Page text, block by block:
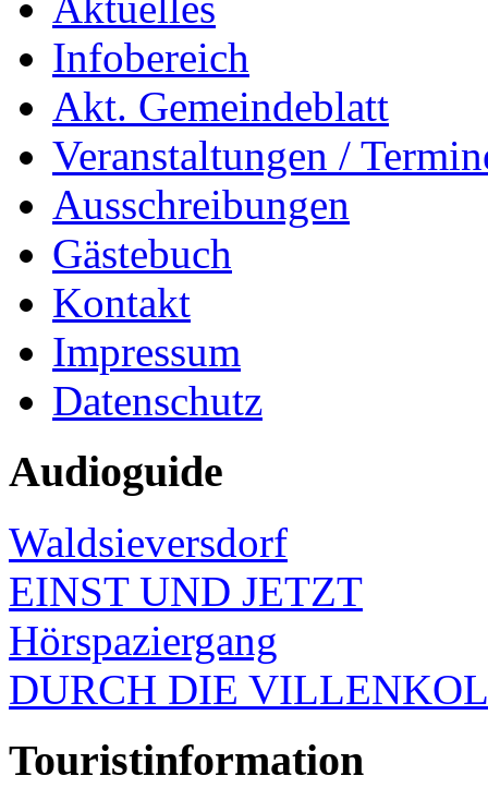
Infobereich
Akt. Gemeindeblatt
Veranstaltungen /
Ausschreibungen
Gästebuch
Kontakt
Impressum
Datenschutz
Audioguide
Waldsieversdorf
EINST UND JETZT
Hörspaziergang
DURCH DIE
Touristinformation